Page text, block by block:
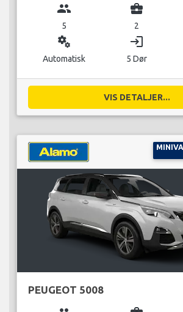
group
5
business_center
2
miscellaneous_services
Automatisk
login
5 Dør
VIS DETALJER...
PEUGEOT 5008